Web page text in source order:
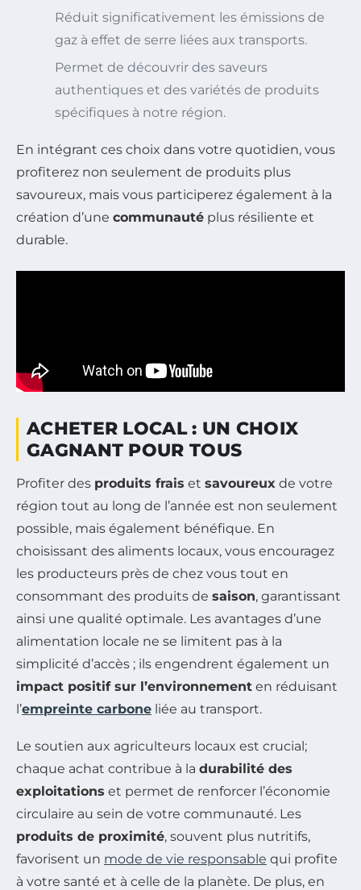
Réduit significativement les émissions de
gaz à effet de serre liées aux transports.
Permet de découvrir des saveurs
authentiques et des variétés de produits
spécifiques à notre région.
En intégrant ces choix dans votre quotidien, vous
profiterez non seulement de produits plus
savoureux, mais vous participerez également à la
création d’une communauté plus résiliente et
durable.
ACHETER LOCAL : UN CHOIX
GAGNANT POUR TOUS
Profiter des produits frais et savoureux de votre
région tout au long de l’année est non seulement
possible, mais également bénéfique. En
choisissant des aliments locaux, vous encouragez
les producteurs près de chez vous tout en
consommant des produits de saison, garantissant
ainsi une qualité optimale. Les avantages d’une
alimentation locale ne se limitent pas à la
simplicité d’accès ; ils engendrent également un
impact positif sur l’environnement en réduisant
l’empreinte carbone liée au transport.
Le soutien aux agriculteurs locaux est crucial;
chaque achat contribue à la durabilité des
exploitations et permet de renforcer l’économie
circulaire au sein de votre communauté. Les
produits de proximité, souvent plus nutritifs,
favorisent un mode de vie responsable qui profite
à votre santé et à celle de la planète. De plus, en